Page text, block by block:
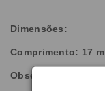
Dimensões:
Comprimento: 17
Observação: